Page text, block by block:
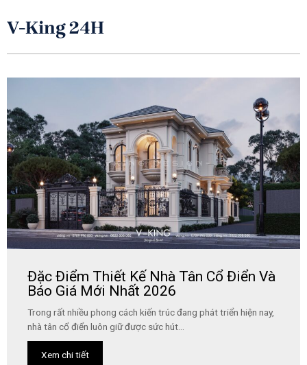
V-King 24H
Đặc Điểm Thiết Kế Nhà Tân Cổ Điển Và
Báo Giá Mới Nhất 2026
Trong rất nhiều phong cách kiến trúc đang phát triển hiện nay,
nhà tân cổ điển luôn giữ được sức hút...
Xem chi tiết